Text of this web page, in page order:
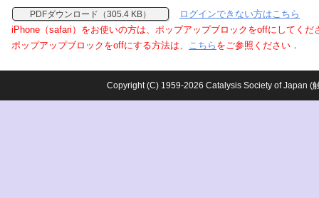
PDFダウンロード（305.4 KB）
ログインできない方はこちら
iPhone（safari）をお使いの方は、ポップアップブロックをoffにしてくだ
ポップアップブロックをoffにする方法は、 こちら をご参照ください．
Copyright (C) 1959-2026 Catalysis Society of Japan (